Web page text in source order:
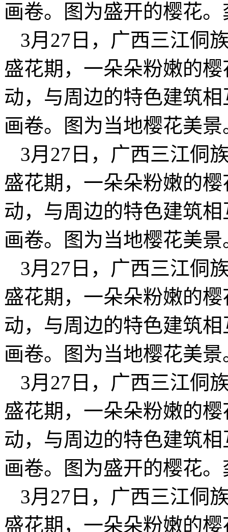
画卷。图为盛开的樱花
3月27日，广西三江侗
盛花期，一朵朵粉嫩的
动，与周边的特色建筑
画卷。图为当地樱花美
3月27日，广西三江侗
盛花期，一朵朵粉嫩的
动，与周边的特色建筑
画卷。图为当地樱花美
3月27日，广西三江侗
盛花期，一朵朵粉嫩的
动，与周边的特色建筑
画卷。图为当地樱花美
3月27日，广西三江侗
盛花期，一朵朵粉嫩的
动，与周边的特色建筑
画卷。图为盛开的樱花
3月27日，广西三江侗
盛花期，一朵朵粉嫩的